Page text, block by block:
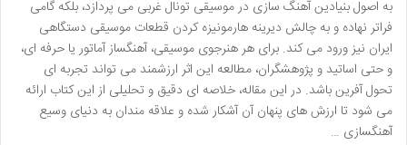
به اصول بنیادین آهنگ سازی در موسیقی تونال غربی می پردازد، بلکه گامی
فراتر نهاده و به چالش دیرینه هارمونیزه کردن قطعات موسیقی دستگاهی
ایران نیز ورود می کند. برای هر هنرجوی موسیقی، آهنگساز آماتور یا حرفه ای،
و حتی اساتید و پژوهشگران، مطالعه این اثر ارزشمند می تواند تجربه ای
تحول آفرین باشد. در این مقاله، خلاصه ای دقیق و تحلیلی از این کتاب ارائه
می شود تا ارزش های پنهان آن آشکار شده و علاقه مندان به دنیای وسیع
آهنگسازی …